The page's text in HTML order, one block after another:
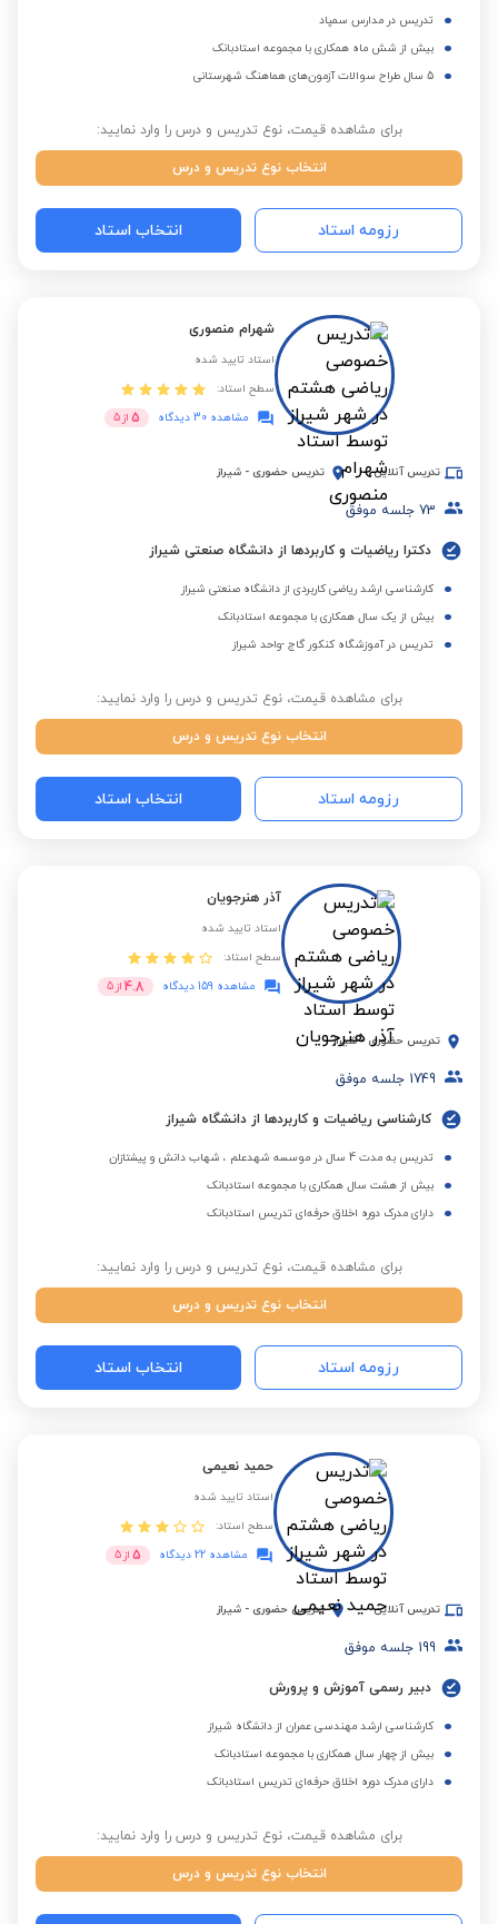
تدریس در مدارس سمپاد
بیش از شش ماه همکاری با مجموعه استادبانک
5 سال طراح سوالات آزمون‌های هماهنگ شهرستانی
برای مشاهده قیمت، نوع تدریس و درس را وارد نمایید:
انتخاب نوع تدریس و درس
رزومه استاد انتخاب استاد
شهرام منصوری
استاد تایید شده
سطح استاد:
مشاهده 30 دیدگاه
5 از 5
تدریس آنلاین تدریس حضوری - شیراز
73 جلسه موفق
دکترا ریاضیات و کاربردها از دانشگاه صنعتی شیراز
کارشناسی ارشد ریاضی کاربردی از دانشگاه صنعتی شیراز
بیش از یک سال همکاری با مجموعه استادبانک
تدریس در آموزشگاه کنکور گاج -واحد شیراز
برای مشاهده قیمت، نوع تدریس و درس را وارد نمایید:
انتخاب نوع تدریس و درس
رزومه استاد انتخاب استاد
آذر هنرجویان
استاد تایید شده
سطح استاد:
مشاهده 159 دیدگاه
4.8 از 5
تدریس حضوری - شیراز
1749 جلسه موفق
کارشناسی ریاضیات و کاربردها از دانشگاه شیراز
تدریس به مدت 4 سال در موسسه شهدعلم ، شهاب دانش و پیشتازان
بیش از هشت سال همکاری با مجموعه استادبانک
دارای مدرک دوره اخلاق حرفه‌ای تدریس استادبانک
برای مشاهده قیمت، نوع تدریس و درس را وارد نمایید:
انتخاب نوع تدریس و درس
رزومه استاد انتخاب استاد
حمید نعیمی
استاد تایید شده
سطح استاد:
مشاهده 22 دیدگاه
5 از 5
تدریس آنلاین تدریس حضوری - شیراز
199 جلسه موفق
دبیر رسمی آموزش و پرورش
کارشناسی ارشد مهندسی عمران از دانشگاه شیراز
بیش از چهار سال همکاری با مجموعه استادبانک
دارای مدرک دوره اخلاق حرفه‌ای تدریس استادبانک
برای مشاهده قیمت، نوع تدریس و درس را وارد نمایید:
انتخاب نوع تدریس و درس